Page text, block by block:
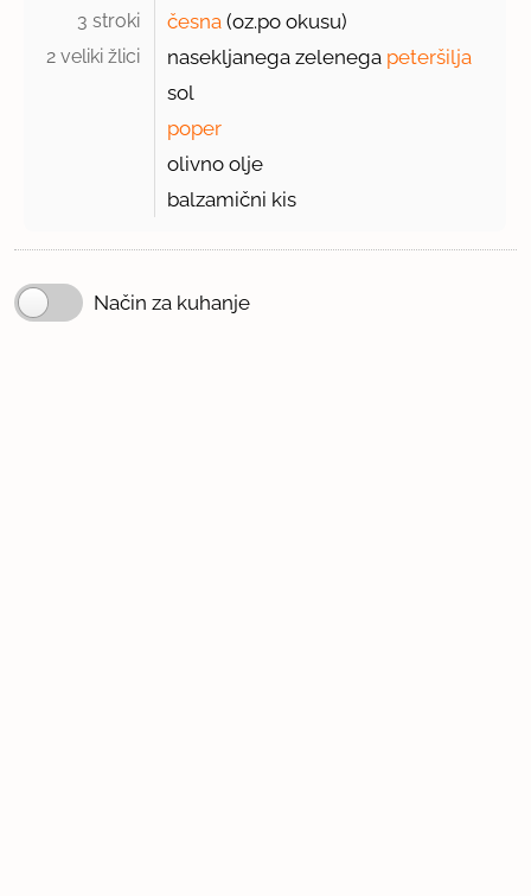
3 stroki česna (oz.po okusu)
2 veliki žlici nasekljanega zelenega peteršilja
sol
poper
olivno olje
balzamični kis
Način za kuhanje